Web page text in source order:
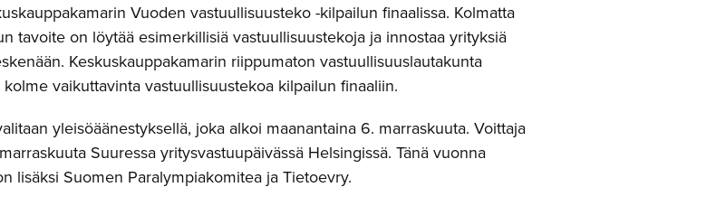
Vuoden vastuullisuusteko -kilpailun finaalissa. Kolmatta
tavoite on löytää esimerkillisiä vastuullisuustekoja ja innostaa yrityksiä
Keskuskauppakamarin riippumaton vastuullisuuslautakunta
vaikuttavinta vastuullisuustekoa kilpailun finaaliin.
yleisöäänestyksellä, joka alkoi maanantaina 6. marraskuuta. Voittaja
Suuressa yritysvastuupäivässä Helsingissä. Tänä vuonna
lisäksi Suomen Paralympiakomitea ja Tietoevry.